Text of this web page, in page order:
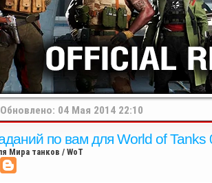
Обновлено: 04 Мая 2014 22:10
по вам для World of Tanks
Мира танков / WoT